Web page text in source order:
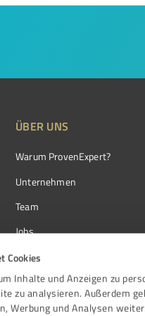
Cookies
Inhalte und Anzeigen zu
zu analysieren. Außerdem
Werbung und Analysen
ÜBER UNS
Warum ProvenExpert?
Unternehmen
Team
Jobs
Kundenstimmen
Kontakt